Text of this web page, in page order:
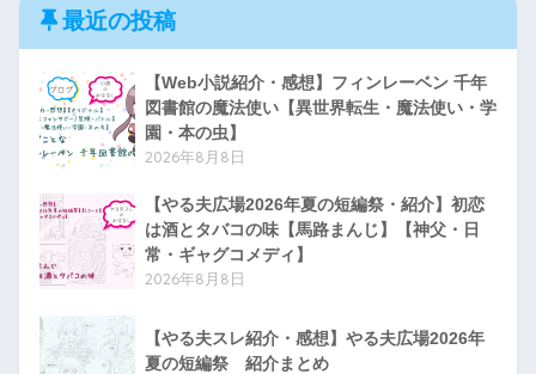
最近の投稿
【Web小説紹介・感想】フィンレーベン 千年
図書館の魔法使い【異世界転生・魔法使い・学
園・本の虫】
2026年8月8日
【やる夫広場2026年夏の短編祭・紹介】初恋
は酒とタバコの味【馬路まんじ】【神父・日
常・ギャグコメディ】
2026年8月8日
【やる夫スレ紹介・感想】やる夫広場2026年
夏の短編祭 紹介まとめ